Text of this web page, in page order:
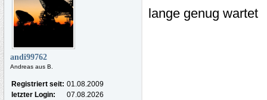
andi99762
Andreas aus B.
Registriert seit: 01.08.2009
letzter Login:
07.08.2026
lange genug wartet